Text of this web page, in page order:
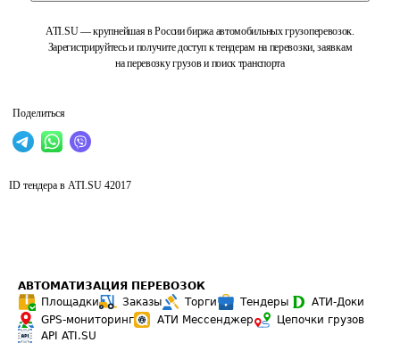
ATI.SU — крупнейшая в России биржа автомобильных грузоперевозок.
Зарегистрируйтесь и получите доступ к тендерам на перевозки, заявкам
на перевозку грузов и поиск транспорта
Поделиться
ID тендера в ATI.SU 42017
АВТОМАТИЗАЦИЯ ПЕРЕВОЗОК
Площадки
Заказы Торги Тендеры
АТИ-Доки
GPS-мониторинг
АТИ Мессенджер
Цепочки грузов
API ATI.SU